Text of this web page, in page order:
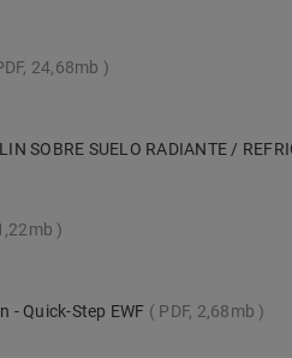
24,68mb
SOBRE SUELO RADIANTE /
- Quick-Step EWF PDF, 2,68mb